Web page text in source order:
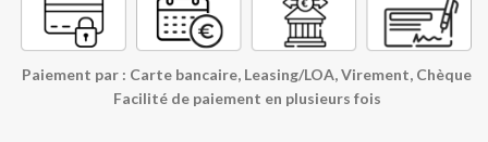
Paiement par : Carte bancaire, Leasing/LOA, Virement, Chèque
Facilité de paiement en plusieurs fois